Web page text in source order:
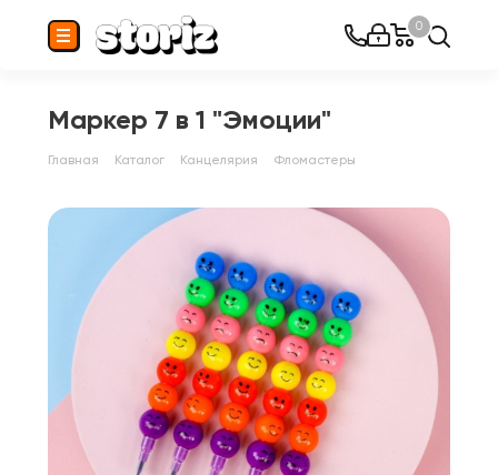
0
Маркер 7 в 1 "Эмоции"
Главная Каталог Канцелярия Фломастеры